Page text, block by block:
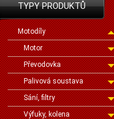
TYPY PRODUKTŮ
Motodíly
Motor
Převodovka
Palivová soustava
Sání, filtry
Výfuky, kolena